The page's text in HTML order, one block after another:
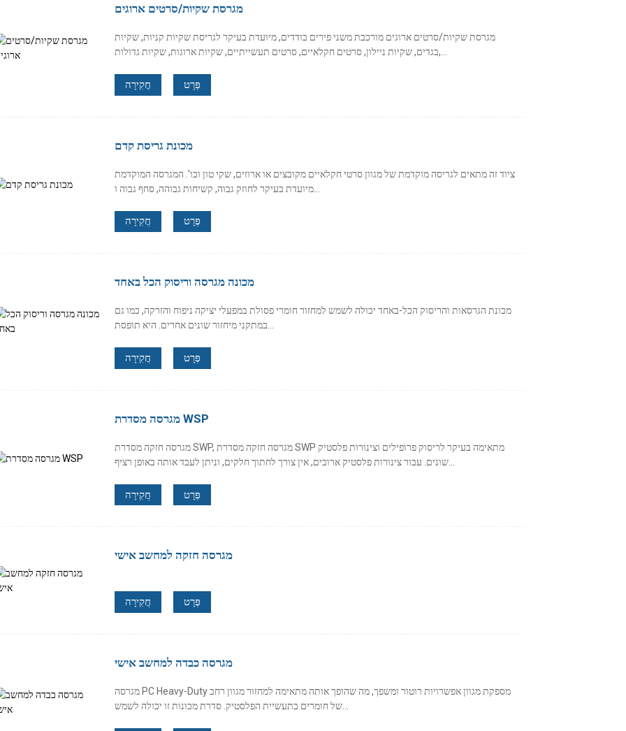
מגרסת שקיות/סרטים ארוגים
מגרסת שקיות/סרטים ארוגים מורכבת משני פירים בודדים, מיועדת בעיקר לגריסת שקיות קניות, שקיות
בגדים, שקיות ניילון, סרטים חקלאיים, סרטים תעשייתיים, שקיות ארוגות, שקיות גדולות,...
חֲקִירָה פְּרָט
מכונת גריסת קדם
ציוד זה מתאים לגריסה מוקדמת של מגוון סרטי חקלאיים מקובצים או ארוזים, שקי טון וכו'. המגרסה המוקדמת
מיועדת בעיקר לחוזק גבוה, קשיחות גבוהה, סחף גבוה ו...
חֲקִירָה פְּרָט
מכונה מגרסה וריסוק הכל באחד
מכונת הגרסאות והריסוק הכל-באחד יכולה לשמש למחזור חומרי פסולת במפעלי יציקה ניפוח והזרקה, כמו גם
חֲקִירָה פְּרָט
מגרסה מסדרת WSP
מגרסה חזקה מסדרת SWP, מגרסה חזקה מסדרת SWP מתאימה בעיקר לריסוק פרופילים וצינורות פלסטיק
שונים. עבור צינורות פלסטיק ארוכים, אין צורך לחתוך חלקים, וניתן לעבד אותה באופן רציף...
חֲקִירָה פְּרָט
מגרסה חזקה למחשב אישי
חֲקִירָה פְּרָט
מגרסה כבדה למחשב אישי
מגרסה PC Heavy-Duty מספקת מגוון אפשרויות רוטור ומשפך, מה שהופך אותה מתאימה למחזור מגוון רחב
של חומרים בתעשיית הפלסטיק. סדרת מכונות זו יכולה לשמש...